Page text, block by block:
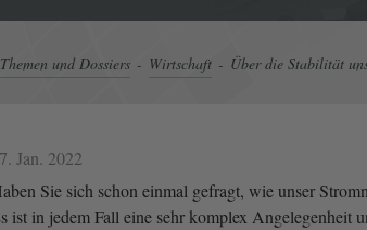
Themen und Dossiers Wirtschaft Über die Stabilität
Jan. 2022
Sie sich schon einmal gefragt, wie unser
ist in jedem Fall eine sehr komplex Angelegenheit